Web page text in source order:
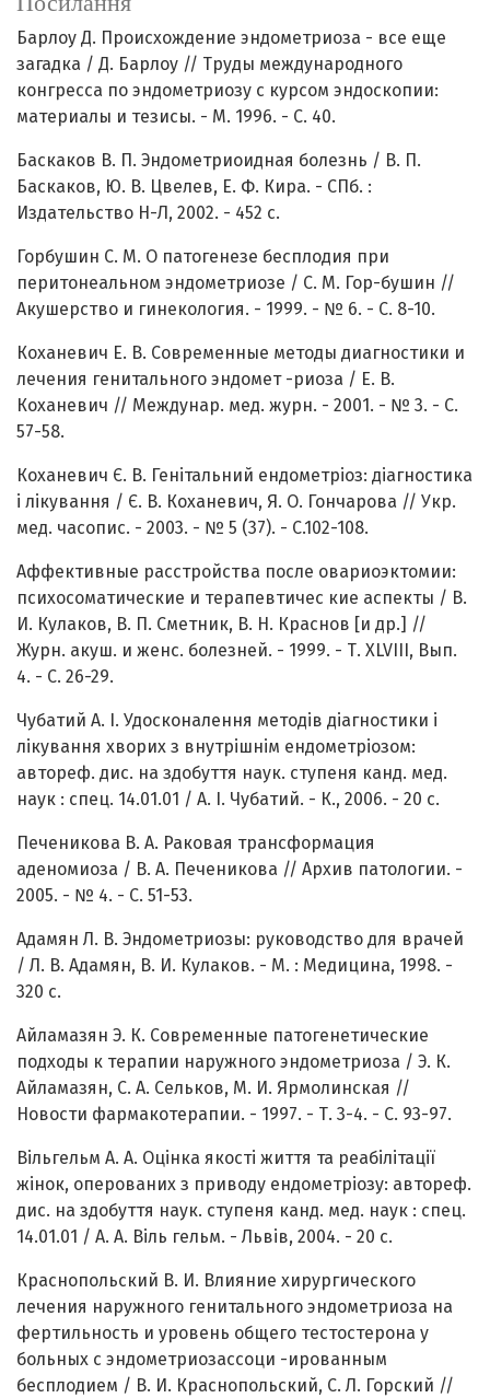
Барлоу Д. Происхождение эндометриоза - все еще
загадка / Д. Барлоу // Труды международного
конгресса по эндометриозу с курсом эндоскопии:
материалы и тезисы. - М. 1996. - С. 40.
Баскаков В. П. Эндометриоидная болезнь / В. П.
Баскаков, Ю. В. Цвелев, Е. Ф. Кира. - СПб. :
Издательство Н-Л, 2002. - 452 с.
Горбушин С. М. О патогенезе бесплодия при
перитонеальном эндометриозе / С. М. Гор-бушин //
Акушерство и гинекология. - 1999. - № 6. - С. 8-10.
Коханевич Е. В. Современные методы диагностики и
лечения генитального эндомет -риоза / Е. В.
Коханевич // Междунар. мед. журн. - 2001. - № 3. - С.
57-58.
Коханевич Є. В. Генітальний ендометріоз: діагностика
і лікування / Є. В. Коханевич, Я. О. Гончарова // Укр.
мед. часопис. - 2003. - № 5 (37). - С.102-108.
Аффективные расстройства после овариоэктомии:
психосоматические и терапевтичес кие аспекты / В.
И. Кулаков, В. П. Сметник, В. Н. Краснов [и др.] //
Журн. акуш. и женс. болезней. - 1999. - Т. XLVIII, Вып.
4. - С. 26-29.
Чубатий А. І. Удосконалення методів діагностики і
лікування хворих з внутрішнім ендометріозом:
автореф. дис. на здобуття наук. ступеня канд. мед.
наук : спец. 14.01.01 / А. І. Чубатий. - К., 2006. - 20 с.
Печеникова В. А. Раковая трансформация
аденомиоза / В. А. Печеникова // Архив патологии. -
2005. - № 4. - С. 51-53.
Адамян Л. В. Эндометриозы: руководство для врачей
/ Л. В. Адамян, В. И. Кулаков. - М. : Медицина, 1998. -
320 с.
Айламазян Э. К. Современные патогенетические
подходы к терапии наружного эндометриоза / Э. К.
Айламазян, С. А. Сельков, М. И. Ярмолинская //
Новости фармакотерапии. - 1997. - Т. 3-4. - С. 93-97.
Вільгельм А. А. Оцінка якості життя та реабілітації
жінок, оперованих з приводу ендометріозу: автореф.
дис. на здобуття наук. ступеня канд. мед. наук : спец.
14.01.01 / А. А. Віль гельм. - Львів, 2004. - 20 с.
Краснопольский В. И. Влияние хирургического
лечения наружного генитального эндометриоза на
фертильность и уровень общего тестостерона у
больных с эндометриозассоци -ированным
бесплодием / В. И. Краснопольский, С. Л. Горский //